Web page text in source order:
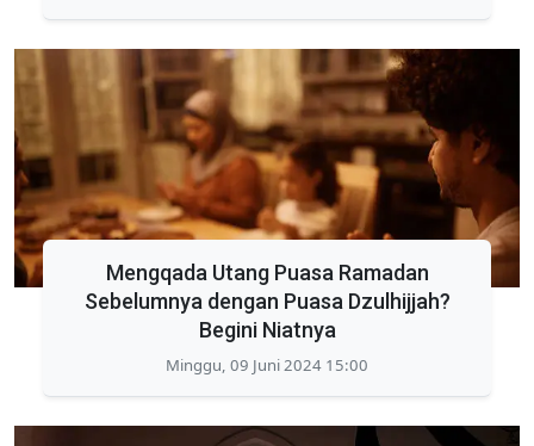
Mengqada Utang Puasa Ramadan
Sebelumnya dengan Puasa Dzulhijjah?
Begini Niatnya
Minggu, 09 Juni 2024 15:00